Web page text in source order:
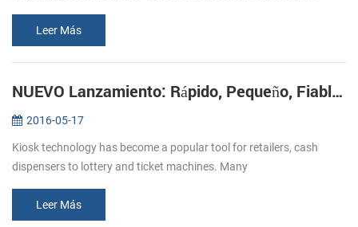
Leer Más
NUEVO Lanzamiento: Rápido, Pequeño, Fiable Impresoras de Kiosco KP-220
2016-05-17
Kiosk technology has become a popular tool for retailers, cash
dispensers to lottery and ticket machines. Many
make their customers’ e...
Leer Más